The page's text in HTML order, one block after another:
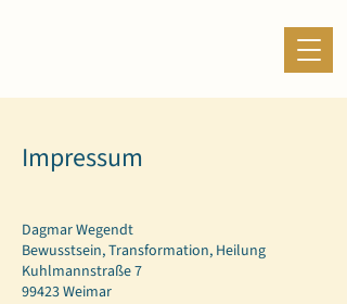
Impressum
Dagmar Wegendt
Bewusstsein, Transformation, Heilung
Kuhlmannstraße 7
99423 Weimar